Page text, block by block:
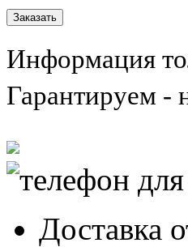
Информация
Гарантируем -
Доставка